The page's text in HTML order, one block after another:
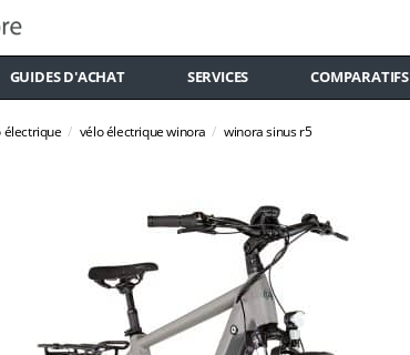
GUIDES D'ACHAT SERVICES COMPARATIFS
électrique vélo électrique winora winora sinus r5